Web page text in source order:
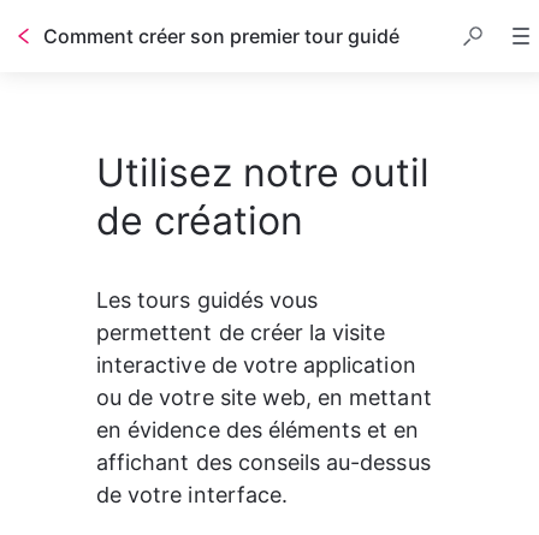
Comment créer son premier tour guidé
Utilisez notre outil
de création
Les tours guidés vous
permettent de créer la visite
interactive de votre application
ou de votre site web, en mettant
en évidence des éléments et en
affichant des conseils au-dessus
de votre interface.